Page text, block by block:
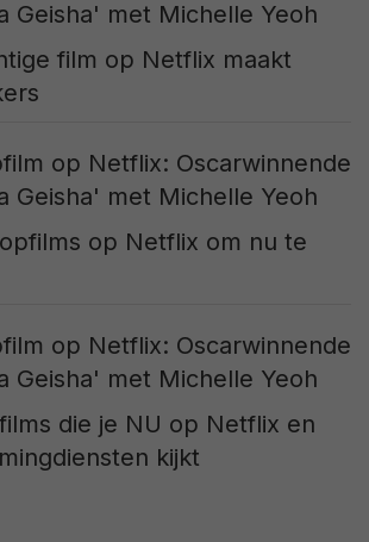
film op Netflix maakt
op Netflix om nu te
die je NU op Netflix en
kijkt